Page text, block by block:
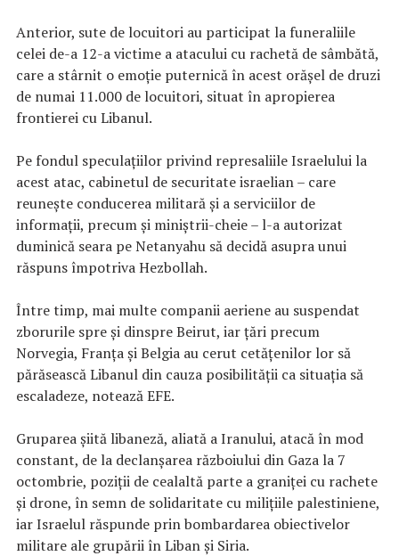
Anterior, sute de locuitori au participat la funeraliile
celei de-a 12-a victime a atacului cu rachetă de sâmbătă,
care a stârnit o emoţie puternică în acest orăşel de druzi
de numai 11.000 de locuitori, situat în apropierea
frontierei cu Libanul.
Pe fondul speculaţiilor privind represaliile Israelului la
acest atac, cabinetul de securitate israelian – care
reuneşte conducerea militară şi a serviciilor de
informaţii, precum şi miniştrii-cheie – l-a autorizat
duminică seara pe Netanyahu să decidă asupra unui
răspuns împotriva Hezbollah.
Între timp, mai multe companii aeriene au suspendat
zborurile spre şi dinspre Beirut, iar ţări precum
Norvegia, Franţa şi Belgia au cerut cetăţenilor lor să
părăsească Libanul din cauza posibilităţii ca situaţia să
escaladeze, notează EFE.
Gruparea şiită libaneză, aliată a Iranului, atacă în mod
constant, de la declanşarea războiului din Gaza la 7
octombrie, poziţii de cealaltă parte a graniţei cu rachete
şi drone, în semn de solidaritate cu miliţiile palestiniene,
iar Israelul răspunde prin bombardarea obiectivelor
militare ale grupării în Liban şi Siria.